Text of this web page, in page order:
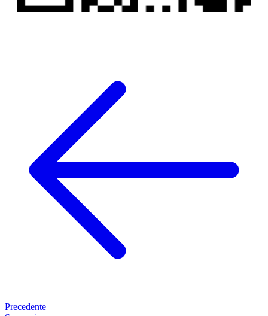
Precedente